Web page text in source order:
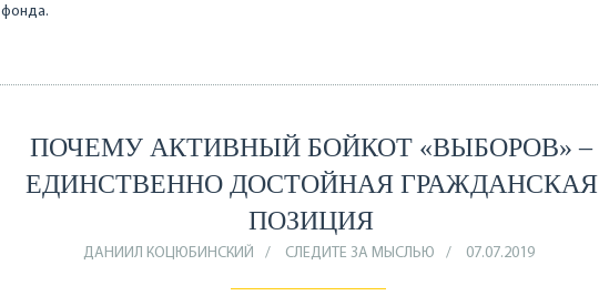
фонда.
ПОЧЕМУ АКТИВНЫЙ БОЙКОТ «ВЫБОРОВ» –
ЕДИНСТВЕННО ДОСТОЙНАЯ ГРАЖДАНСКАЯ
ПОЗИЦИЯ
ДАНИИЛ КОЦЮБИНСКИЙ СЛЕДИТЕ ЗА МЫСЛЬЮ 07.07.2019